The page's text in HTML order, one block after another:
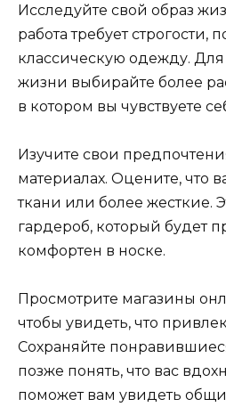
Исследуйте свой образ
работа требует строгости,
классическую одежду.
жизни выбирайте более
в котором вы чувствуете
Изучите свои
материалах. Оцените, что
ткани или более жесткие.
гардероб, который будет
комфортен в носке.
Просмотрите магазины
чтобы увидеть, что
Сохраняйте
позже понять, что вас
поможет вам увидеть